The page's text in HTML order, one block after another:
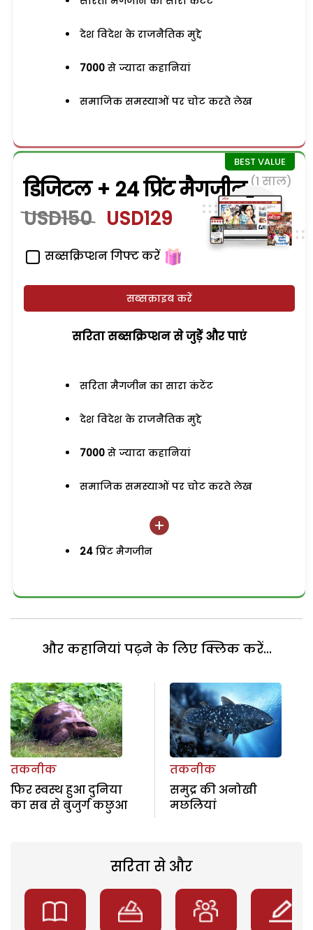
देश विदेश के राजनैतिक मुद्दे
7000 से ज्यादा कहानियां
समाजिक समस्याओं पर चोट करते लेख
डिजिटल + 24 प्रिंट मैगजीन (1 साल)
USD150 USD129
सब्सक्रिप्शन गिफ्ट करें
सब्सक्राइब करें
सरिता सब्सक्रिप्शन से जुड़ेें और पाएं
सरिता मैगजीन का सारा कंटेंट
देश विदेश के राजनैतिक मुद्दे
7000 से ज्यादा कहानियां
समाजिक समस्याओं पर चोट करते लेख
24 प्रिंट मैगजीन
और कहानियां पढ़ने के लिए क्लिक करें...
तकनीक
फिर स्वस्थ हुआ दुनिया
का सब से बुजुर्ग कछुआ
तकनीक
समुद्र की अनोखी
मछलियां
सरिता से और